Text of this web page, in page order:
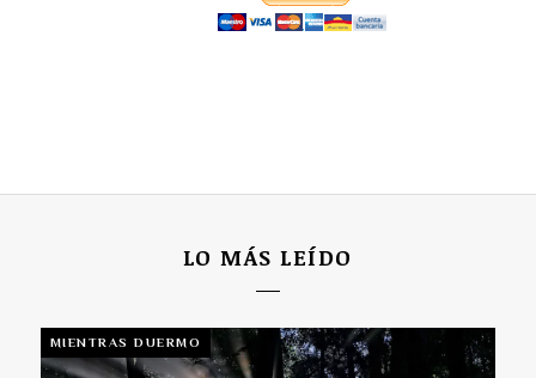
LO MÁS LEÍDO
MIENTRAS DUERMO